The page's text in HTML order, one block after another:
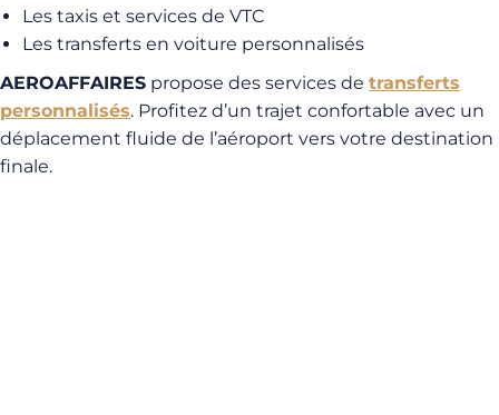
Les taxis et services de VTC
Les transferts en voiture personnalisés
AEROAFFAIRES propose des services de transferts
personnalisés. Profitez d’un trajet confortable avec un
déplacement fluide de l’aéroport vers votre destination
finale.